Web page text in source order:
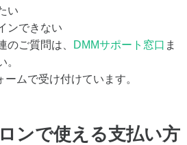
い
ンできない
のご質問は、
DMMサポート窓口 ま
。
ムで受け付けています。
ンで使える支払い方